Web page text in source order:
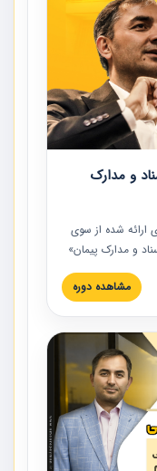
و مدارک
ارائه شده از سوی
و مدارک پیمان»
در این آموزش
بندی اسناد
ارائه شده است.
مشاهده دوره